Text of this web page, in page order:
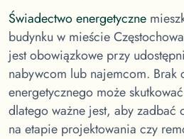
Świadectwo energetyczne
budynku w mieście Częstochowa
jest obowiązkowe przy
nabywcom lub najemcom. Brak
energetycznego może
dlatego ważne jest, aby
na etapie projektowania czy